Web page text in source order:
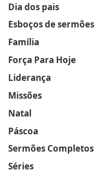
Dia dos pais
Esboços de sermões
Família
Força Para Hoje
Liderança
Missões
Natal
Páscoa
Sermões Completos
Séries